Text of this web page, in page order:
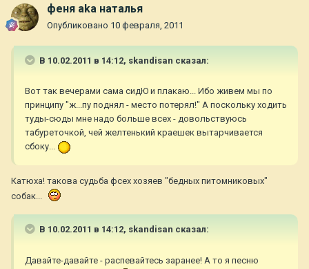
феня aka наталья
Опубликовано 10 февраля, 2011
В 10.02.2011 в 14:12, skandisan сказал:
Вот так вечерами сама сидЮ и плакаю... Ибо живем мы по
принципу "ж...пу поднял - место потерял!" А поскольку ходить
туды-сюды мне надо больше всех - довольствуюсь
табуреточкой, чей желтенький краешек вытарчивается
сбоку...
Катюха! такова судьба фсех хозяев "бедных питомниковых"
собак...
В 10.02.2011 в 14:12, skandisan сказал:
Давайте-давайте - распевайтесь заранее! А то я песню